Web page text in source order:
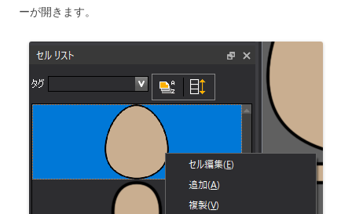
ーが開きます。